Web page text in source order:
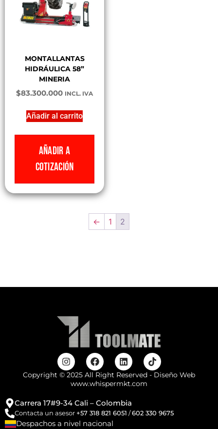
MONTALLANTAS
HIDRÁULICA 58”
MINERIA
$83.300.000 INCL. IVA
Añadir al carrito
AÑADIR A
COTIZACIÓN
← 1 2
Copyright © 2025 All Right Reserved - Diseño Web
www.whispermkt.com
Carrera 17#9-34 Cali – Colombia
Contacta un asesor+57 318 821 6051 /602 330 9675
Despachos a nivel nacional